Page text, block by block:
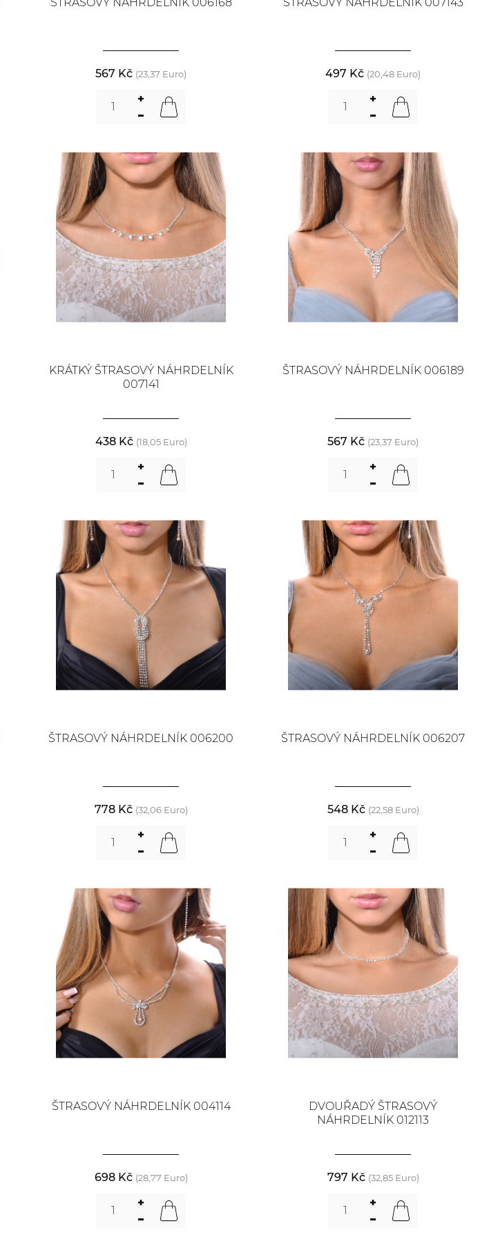
567 Kč (23,37 Euro) 497 Kč (20,48 Euro)
KRÁTKÝ ŠTRASOVÝ NÁHRDELNÍK
007141
438 Kč (18,05 Euro)
ŠTRASOVÝ NÁHRDELNÍK 006189
567 Kč (23,37 Euro)
ŠTRASOVÝ NÁHRDELNÍK 006200
778 Kč (32,06 Euro)
ŠTRASOVÝ NÁHRDELNÍK 006207
548 Kč (22,58 Euro)
ŠTRASOVÝ NÁHRDELNÍK 004114
698 Kč (28,77 Euro)
DVOUŘADÝ ŠTRASOVÝ
NÁHRDELNÍK 012113
797 Kč (32,85 Euro)